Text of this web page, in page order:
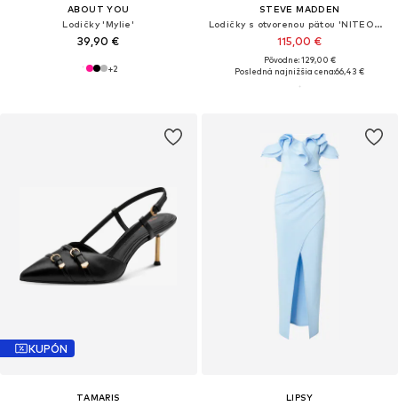
ABOUT YOU
Lodičky 'Mylie'
39,90 €
+2
STEVE MADDEN
Lodičky s otvorenou pätou 'NITEOWL-P'
115,00 €
Pôvodne: 129,00 €
Posledná najnižšia cena:66,43 €
KUPÓN
TAMARIS
LIPSY